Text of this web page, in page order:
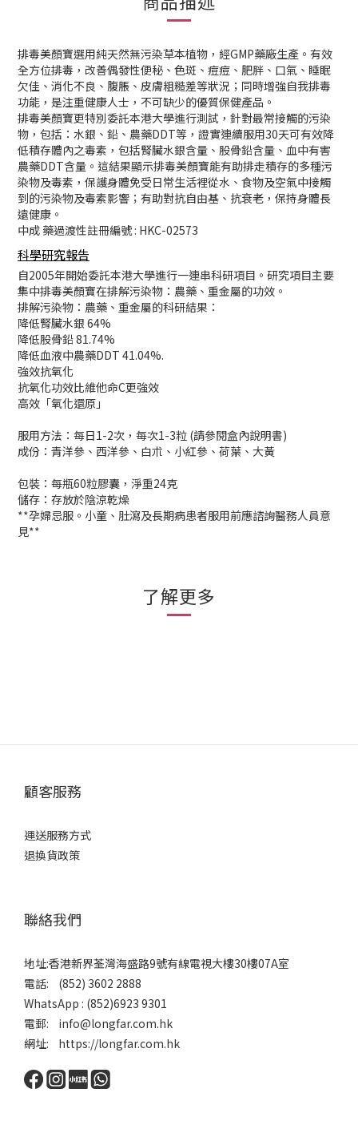
排毒美顏寶選用純天然無污染草本植物，經GMP藥廠生產。有效
全方位排毒，改善偶發性便秘、色斑、痘痘、肥胖、口氣、睡眠
欠佳、消化不良、腹脹、皮膚粗糙差等狀況；同時增強自我排毒
功能，是注重健康人士，不可缺少的優質保健產品。
排毒美顏寶更特別委託本港大學進行測試，針對最常接觸的污染
物，包括：水銀、鉛、農藥DDT等，證實連續服用30天可有效降
低積存體內之毒素，包括腎臟水銀含量、股骨鉛含量、血中有害
農藥DDT含量。這結果顯示排毒美顏寶能有助排走積存的多種污
染物及毒素，保護身體免受日常生活裡從水、食物及空氣中接觸
到的污染物及毒素影響；有助對抗自由基、抗衰老，保持身體長
遠健康。
中成 藥過渡性註冊編號 : HKC-02573
科學研究報告
自2005年開始委託本港大學進行一連串科研項目。研究項目主要
集中排毒美顏寶在排解污染物：農藥、重金屬的功效。
排解污染物：農藥、重金屬的科研結果：
降低腎臟水銀 64%
降低股骨鉛 81.74%
降低血液中農藥DDT 41.04%.
強效抗氧化
抗氧化功效比維他命C更強效
高效「氧化還原」
服用方法：每日1-2次，每次1-3粒 (請參閱盒內說明書)
成份：青洋參、西洋參、白朮、小紅參、荷葉、大黃
包裝：每瓶60粒膠囊，淨重24克
儲存：存放於陰涼乾燥
**孕婦忌服。小童、肚瀉及長期病患者服用前應諮詢醫務人員意
見**
了解更多
顧客服務
運送服務方式
退換貨政策
聯絡我們
地址:香港新界荃灣海盛路9號有線電視大樓30樓07A室
電話: (852) 3602 2888
WhatsApp : (852)6923 9301
電郵: info@longfar.com.hk
網址: https://longfar.com.hk